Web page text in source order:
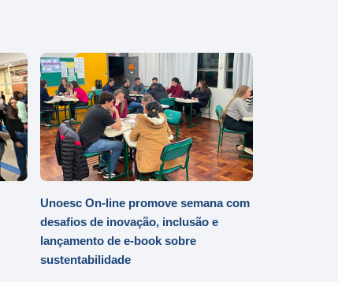
Unoesc On-line promove semana com
desafios de inovação, inclusão e
lançamento de e-book sobre
sustentabilidade